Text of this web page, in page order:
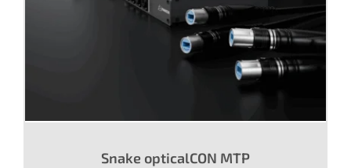
Snake opticalCON MTP